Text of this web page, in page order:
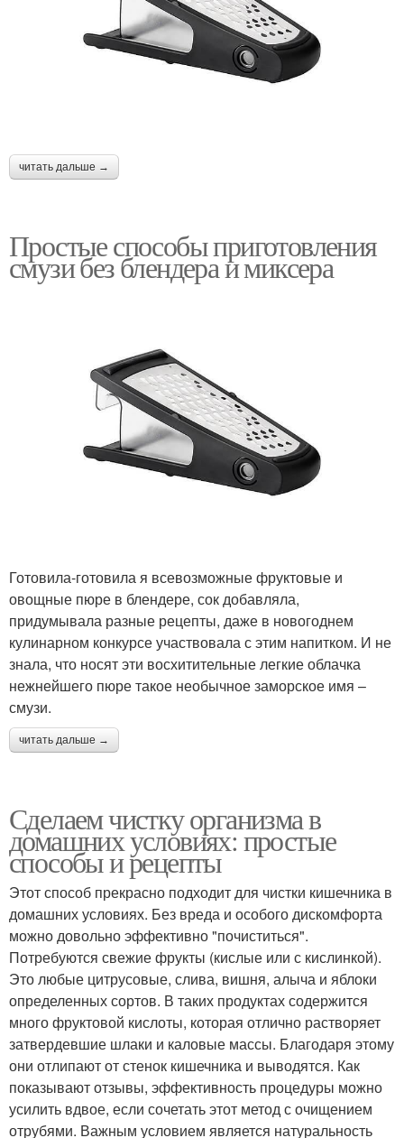
читать дальше →
Простые способы приготовления
смузи без блендера и миксера
Готовила-готовила я всевозможные фруктовые и
овощные пюре в блендере, сок добавляла,
придумывала разные рецепты, даже в новогоднем
кулинарном конкурсе участвовала с этим напитком. И не
знала, что носят эти восхитительные легкие облачка
нежнейшего пюре такое необычное заморское имя –
смузи.
читать дальше →
Сделаем чистку организма в
домашних условиях: простые
способы и рецепты
Этот способ прекрасно подходит для чистки кишечника в
домашних условиях. Без вреда и особого дискомфорта
можно довольно эффективно "почиститься".
Потребуются свежие фрукты (кислые или с кислинкой).
Это любые цитрусовые, слива, вишня, алыча и яблоки
определенных сортов. В таких продуктах содержится
много фруктовой кислоты, которая отлично растворяет
затвердевшие шлаки и каловые массы. Благодаря этому
они отлипают от стенок кишечника и выводятся. Как
показывают отзывы, эффективность процедуры можно
усилить вдвое, если сочетать этот метод с очищением
отрубями. Важным условием является натуральность